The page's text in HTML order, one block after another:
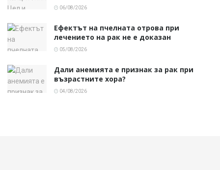
06/08/2026
Ефектът на пчелната отрова при
лечението на рак не е доказан
05/08/2026
Дали анемията е признак за рак при
възрастните хора?
04/08/2026